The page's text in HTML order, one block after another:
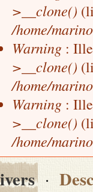
>__clone()
/home/
Warning :
>__clone()
/home/
Warning :
>__clone()
/home/
·